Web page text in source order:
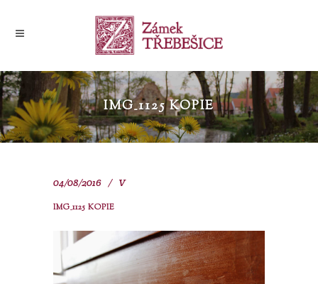
IMG_1125 KOPIE
04/08/2016 V
IMG_1125 KOPIE